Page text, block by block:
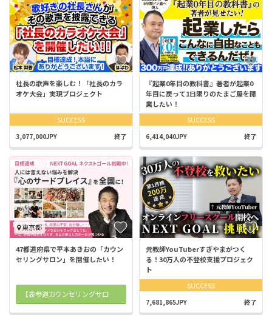
社長の歌声を楽しむ！「社長のカラ
オケ大会」実現プロジェクト
SUCCESS
3,077,000JPY 終了
『起業0年目の教科書』著者が起業0
年目に戻って1日限りのたまご屋を開
業したい！
SUCCESS
6,414,040JPY 終了
東京都
47都道府県で平本あきおの「カウン
セリングサロン」を開催したい！
【表参道カウンセリングサロンby平本あきお】チケット購入
元教師YouTuberすぎやまがつく
る！30万人の不登校支援プロジェク
ト
SUCCESS
7,681,865JPY 終了